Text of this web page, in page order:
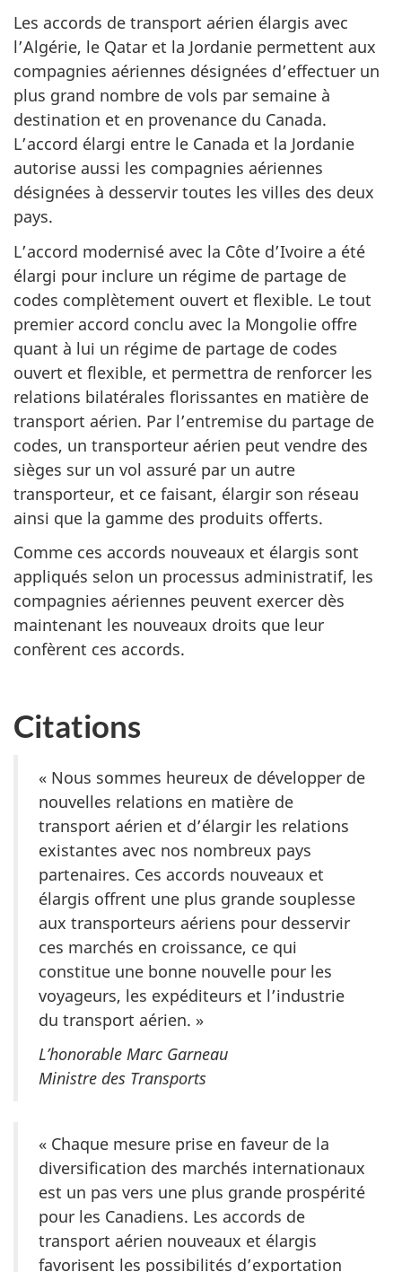
Les accords de transport aérien élargis avec
l’Algérie, le Qatar et la Jordanie permettent aux
compagnies aériennes désignées d’effectuer un
plus grand nombre de vols par semaine à
destination et en provenance du Canada.
L’accord élargi entre le Canada et la Jordanie
autorise aussi les compagnies aériennes
désignées à desservir toutes les villes des deux
pays.
L’accord modernisé avec la Côte d’Ivoire a été
élargi pour inclure un régime de partage de
codes complètement ouvert et flexible. Le tout
premier accord conclu avec la Mongolie offre
quant à lui un régime de partage de codes
ouvert et flexible, et permettra de renforcer les
relations bilatérales florissantes en matière de
transport aérien. Par l’entremise du partage de
codes, un transporteur aérien peut vendre des
sièges sur un vol assuré par un autre
transporteur, et ce faisant, élargir son réseau
ainsi que la gamme des produits offerts.
Comme ces accords nouveaux et élargis sont
appliqués selon un processus administratif, les
compagnies aériennes peuvent exercer dès
maintenant les nouveaux droits que leur
confèrent ces accords.
Citations
« Nous sommes heureux de développer de
nouvelles relations en matière de
transport aérien et d’élargir les relations
existantes avec nos nombreux pays
partenaires. Ces accords nouveaux et
élargis offrent une plus grande souplesse
aux transporteurs aériens pour desservir
ces marchés en croissance, ce qui
constitue une bonne nouvelle pour les
voyageurs, les expéditeurs et l’industrie
du transport aérien. »
L’honorable Marc Garneau
Ministre des Transports
« Chaque mesure prise en faveur de la
diversification des marchés internationaux
est un pas vers une plus grande prospérité
pour les Canadiens. Les accords de
transport aérien nouveaux et élargis
favorisent les possibilités d’exportation